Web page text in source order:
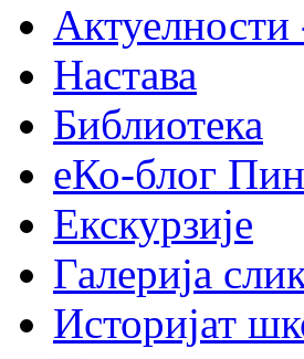
Настава
Библиотека
еКо-блог
Екскурзије
Галерија
Историјат